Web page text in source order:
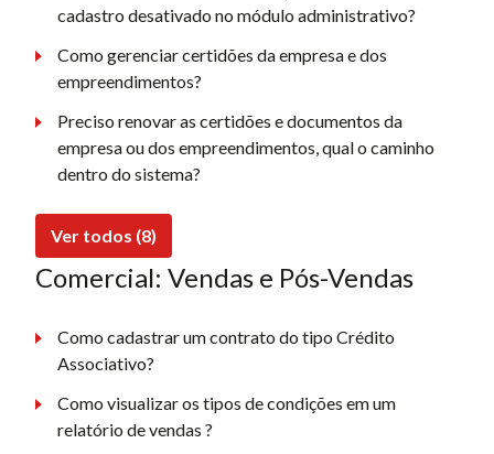
cadastro desativado no módulo administrativo?
Como gerenciar certidões da empresa e dos
empreendimentos?
Preciso renovar as certidões e documentos da
empresa ou dos empreendimentos, qual o caminho
dentro do sistema?
Ver todos (8)
Comercial: Vendas e Pós-Vendas
Como cadastrar um contrato do tipo Crédito
Associativo?
Como visualizar os tipos de condições em um
relatório de vendas ?